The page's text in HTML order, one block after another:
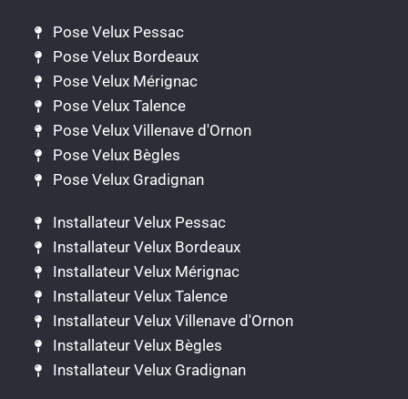
Pose Velux Pessac
Pose Velux Bordeaux
Pose Velux Mérignac
Pose Velux Talence
Pose Velux Villenave d'Ornon
Pose Velux Bègles
Pose Velux Gradignan
Installateur Velux Pessac
Installateur Velux Bordeaux
Installateur Velux Mérignac
Installateur Velux Talence
Installateur Velux Villenave d'Ornon
Installateur Velux Bègles
Installateur Velux Gradignan